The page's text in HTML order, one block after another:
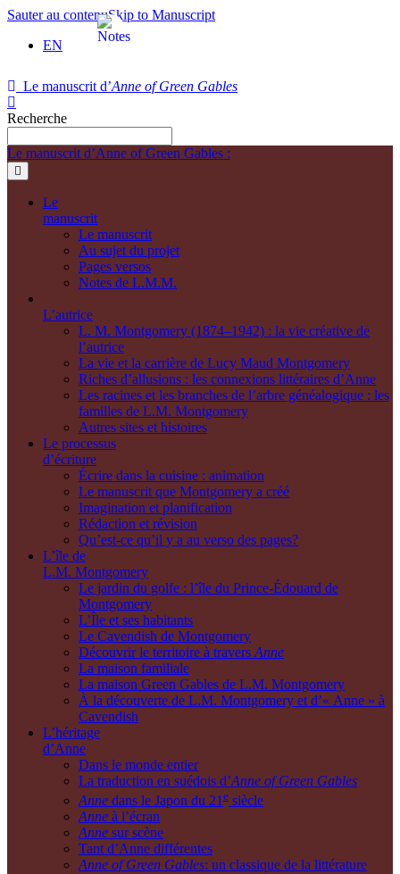
Sauter au contenuSkip to Manuscript
EN
Le manuscrit d’Anne of Green Gables
Recherche
Le manuscrit d’Anne of Green Gables :
Le
manuscrit
Le manuscrit
Au sujet du projet
Pages versos
Notes de L.M.M.
L’autrice
L. M. Montgomery (1874–1942) : la vie créative de
l’autrice
La vie et la carrière de Lucy Maud Montgomery
Riches d’allusions : les connexions littéraires d’Anne
Les racines et les branches de l’arbre généalogique : les
familles de L.M. Montgomery
Autres sites et histoires
Le processus
d’écriture
Écrire dans la cuisine : animation
Le manuscrit que Montgomery a créé
Imagination et planification
Rédaction et révision
Qu’est-ce qu’il y a au verso des pages?
L’île de
L.M. Montgomery
Le jardin du golfe : l’île du Prince-Édouard de
Montgomery
L’Île et ses habitants
Le Cavendish de Montgomery
Découvrir le territoire à travers Anne
La maison familiale
La maison Green Gables de L.M. Montgomery
À la découverte de L.M. Montgomery et d’« Anne » à
Cavendish
L’héritage
d’Anne
Dans le monde entier
La traduction en suédois d’Anne of Green Gables
Anne dans le Japon du 21 e siècle
Anne à l’écran
Anne sur scène
Tant d’Anne différentes
Anne of Green Gables: un classique de la littérature